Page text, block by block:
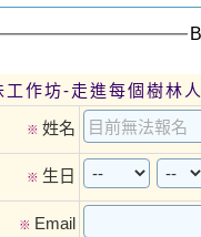
工作坊-走進每個樹林
※ 姓名
※ 生日
※ Email